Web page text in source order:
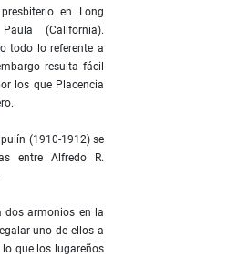
en Long
(California).
todo lo referente a
resulta fácil
los que Placencia
(1910-1912) se
entre Alfredo R.
dos armonios en la
uno de ellos a
lo que los lugareños